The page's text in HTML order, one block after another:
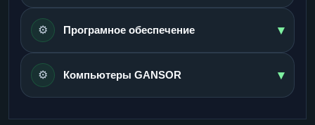
⚙️ Програмное обеспечение ▾
⚙️ Компьютеры GANSOR ▾